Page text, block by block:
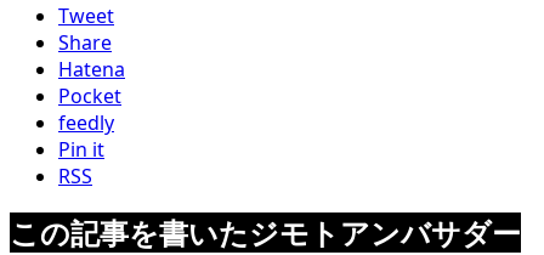
Tweet
Share
Hatena
Pocket
feedly
Pin it
RSS
この記事を書いたジモトアンバサダー